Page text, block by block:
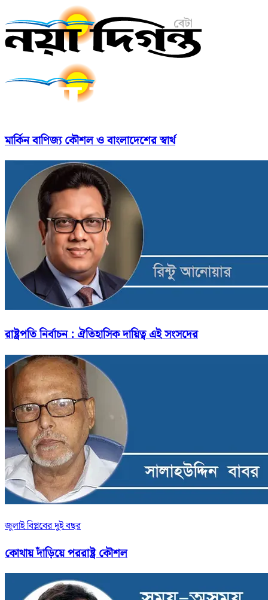
মার্কিন বাণিজ্য কৌশল ও বাংলাদেশের স্বার্থ
রাষ্ট্রপতি নির্বাচন : ঐতিহাসিক দায়িত্ব এই সংসদের
জুলাই বিপ্লবের দুই বছর
কোথায় দাঁড়িয়ে পররাষ্ট্র কৌশল